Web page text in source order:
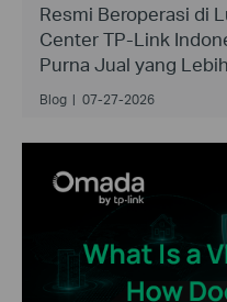
Resmi Beroperasi di
Center TP-Link
Purna Jual yang
Blog | 07-27-2026